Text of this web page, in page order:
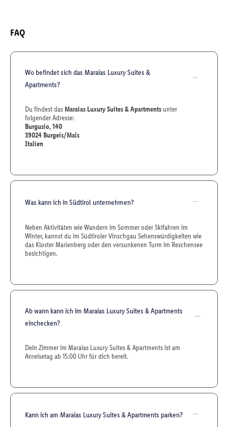
FAQ
Wo befindet sich das Maraias Luxury Suites &
Apartments?
Du findest dasMaraias Luxury Suites & Apartments unter
folgender Adresse:
Burgusio, 140
39024Burgeis/Mals
Italien
Was kann ich in Südtirol unternehmen?
Neben Aktivitäten wie Wandern im Sommer oder Skifahren im
Winter, kannst du im Südtiroler Vinschgau Sehenswürdigkeiten wie
das Kloster Marienberg oder den versunkenen Turm im Reschensee
besichtigen.
Ab wann kann ich im Maraias Luxury Suites & Apartments
einchecken?
Dein Zimmer im Maraias Luxury Suites & Apartments ist am
Anreisetag ab 15:00 Uhr für dich bereit.
Kann ich am Maraias Luxury Suites & Apartments parken?